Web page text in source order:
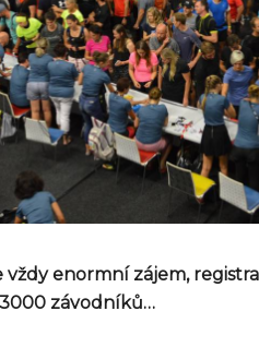
vždy enormní zájem,
závodníků…